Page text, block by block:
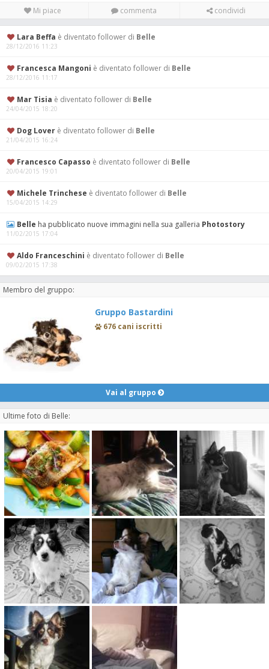
Mi piace
commenta condividi
Lara Beffa è diventato follower di Belle
28/12/2016 11:23
Francesca Mangoni è diventato follower di Belle
28/12/2016 11:17
Mar Tisia è diventato follower di Belle
24/04/2015 18:20
Dog Lover è diventato follower di Belle
21/04/2015 16:24
Francesco Capasso è diventato follower di Belle
20/04/2015 19:01
Michele Trinchese è diventato follower di Belle
15/04/2015 14:29
Belle ha pubblicato nuove immagini nella sua galleria Photostory
11/02/2015 17:04
Aldo Franceschini è diventato follower di Belle
09/02/2015 17:38
Membro del gruppo:
Gruppo Bastardini
676 cani iscritti
Vai al gruppo
Ultime foto di Belle: